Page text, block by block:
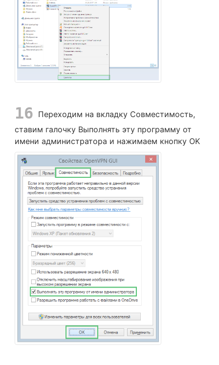
16 Переходим на вкладку Совместимость,
ставим галочку Выполнять эту программу от
имени администратора и нажимаем кнопку OK